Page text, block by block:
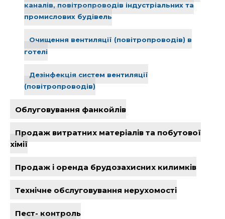
каналів, повітропроводів індустріальних та
промислових будівель
Очищення вентиляції (повітропроводів) в
готелі
Дезінфекція систем вентиляції
(повітропроводів)
Облуговування фанкойлів
Продаж витратних матеріалів та побутової
хімії
Продаж і оренда брудозахисних килимків
Технічне обслуговування нерухомості
Пест- контроль